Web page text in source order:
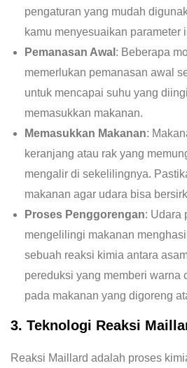
pengaturan yang mudah
kamu menyesuaikan parameter
Pemanasan Awal : Beberapa
memerlukan pemanasan awal
untuk mencapai suhu yang
memasukkan makanan.
Memasukkan Makanan:
keranjang atau rak yang
mengalir di sekelilingnya.
makanan agar udara bisa
Proses Penggorengan: Udara
mengelilingi makanan
sebuah reaksi kimia antara
pereduksi yang memberi warna
pada makanan yang digoreng
3. Teknologi Reaksi
Reaksi Maillard adalah proses